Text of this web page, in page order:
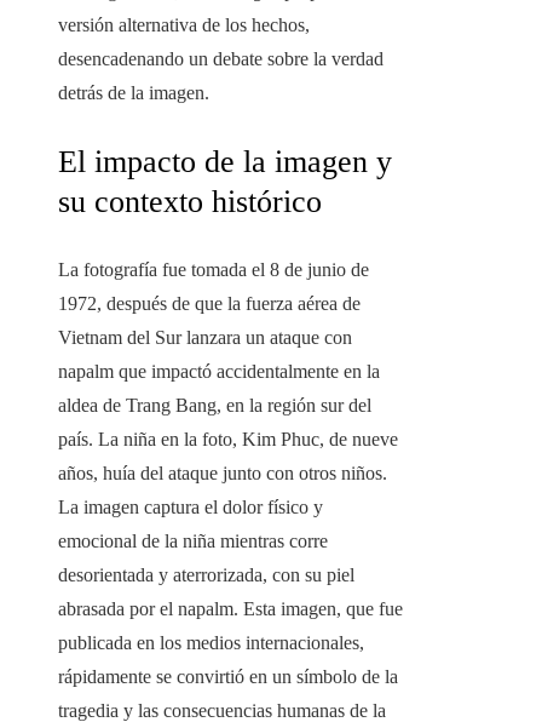
versión alternativa de los hechos,
desencadenando un debate sobre la verdad
detrás de la imagen.
El impacto de la imagen y
su contexto histórico
La fotografía fue tomada el 8 de junio de
1972, después de que la fuerza aérea de
Vietnam del Sur lanzara un ataque con
napalm que impactó accidentalmente en la
aldea de Trang Bang, en la región sur del
país. La niña en la foto, Kim Phuc, de nueve
años, huía del ataque junto con otros niños.
La imagen captura el dolor físico y
emocional de la niña mientras corre
desorientada y aterrorizada, con su piel
abrasada por el napalm. Esta imagen, que fue
publicada en los medios internacionales,
rápidamente se convirtió en un símbolo de la
tragedia y las consecuencias humanas de la